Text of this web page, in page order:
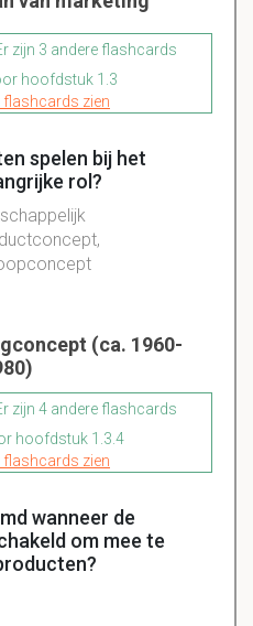
zijn 3 andere flashcards
hoofdstuk 1.3
flashcards zien
spelen bij het
rol?
(ca. 1960-
zijn 4 andere flashcards
hoofdstuk 1.3.4
flashcards zien
wanneer de
om mee te